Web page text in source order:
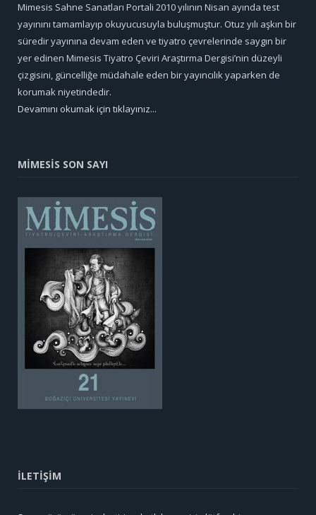
Mimesis Sahne Sanatları Portali 2010 yılının Nisan ayında test
yayınını tamamlayıp okuyucusuyla buluşmuştur. Otuz yılı aşkın bir
süredir yayınına devam eden ve tiyatro çevrelerinde saygın bir
yer edinen Mimesis Tiyatro Çeviri Araştırma Dergisi’nin düzeyli
çizgisini, güncelliğe müdahale eden bir yayıncılık yaparken de
korumak niyetindedir.
Devamını okumak için tıklayınız...
MİMESİS SON SAYI
İLETİŞİM